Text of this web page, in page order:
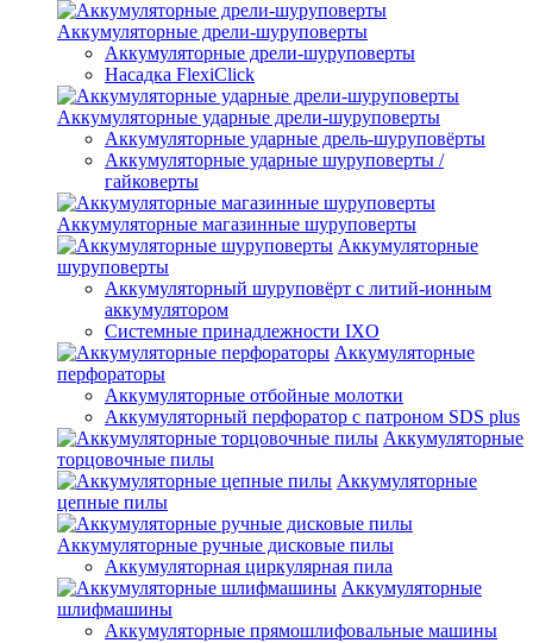
Аккумуляторные дрели-шуруповерты
Аккумуляторные дрели-шуруповерты
Насадка FlexiClick
Аккумуляторные ударные дрели-шуруповерты
Аккумуляторные ударные дрель-шуруповёрты
Аккумуляторные ударные шуруповерты /
гайковерты
Аккумуляторные магазинные шуруповерты
Аккумуляторные
шуруповерты
Аккумуляторный шуруповёрт с литий-ионным
аккумулятором
Системные принадлежности IXO
Аккумуляторные
перфораторы
Аккумуляторные отбойные молотки
Аккумуляторный перфоратор с патроном SDS plus
Аккумуляторные
торцовочные пилы
Аккумуляторные
цепные пилы
Аккумуляторные ручные дисковые пилы
Аккумуляторная циркулярная пила
Аккумуляторные
шлифмашины
Аккумуляторные прямошлифовальные машины